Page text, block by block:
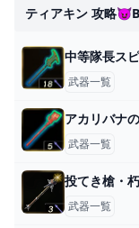
ティアキン 攻略
中等隊長ス
武器一覧
アカリバナ
武器一覧
投てき槍・
武器一覧